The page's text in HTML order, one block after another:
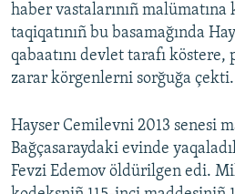
haber vastalarınıñ
taqiqatınıñ bu basamağında
qabaatını devlet tarafı
zarar körgenlerni sorğuğa çekti.
Hayser Cemilevni 2013 senesi
Bağçasaraydaki evinde
Fevzi Edemov öldürilgen edi.